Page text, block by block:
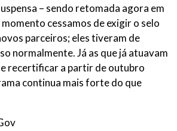
– sendo retomada agora em
momento cessamos de exigir o selo
parceiros; eles tiveram de
normalmente. Já as que já atuavam
recertificar a partir de outubro
continua mais forte do que